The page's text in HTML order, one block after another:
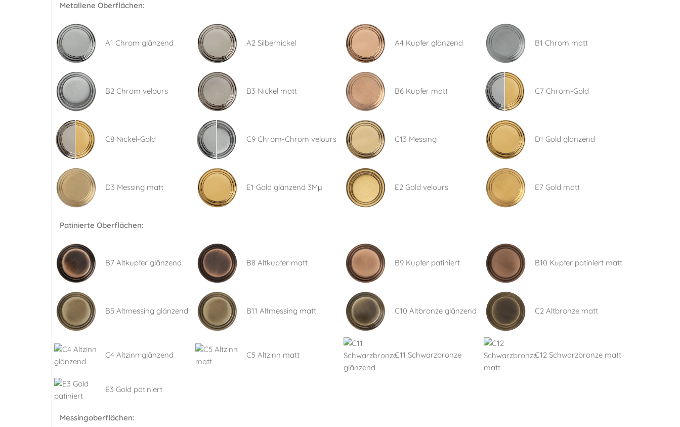
Metallene Oberflächen:
A1 Chrom glänzend A2 Silbernickel A4 Kupfer glänzend B1 Chrom matt
B2 Chrom velours B3 Nickel matt B6 Kupfer matt C7 Chrom-Gold
C8 Nickel-Gold C9 Chrom-Chrom velours C13 Messing D1 Gold glänzend
D3 Messing matt E1 Gold glänzend 3Mμ E2 Gold velours E7 Gold matt
Patinierte Oberflächen:
B7 Altkupfer glänzend B8 Altkupfer matt B9 Kupfer patiniert B10 Kupfer patiniert matt
B5 Altmessing glänzend B11 Altmessing matt C10 Altbronze glänzend C2 Altbronze matt
C4 Altzinn glänzend C5 Altzinn matt C11 Schwarzbronze C12 Schwarzbronze matt
E3 Gold patiniert
Messingoberflächen: